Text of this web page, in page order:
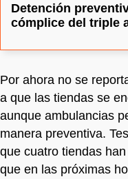
Detención
cómplice del triple
Por ahora no se
a que las tiendas se
aunque ambulancias
manera preventiva.
que cuatro tiendas
que en las próximas